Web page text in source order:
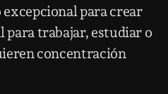
para crear
para trabajar, estudiar o
concentración